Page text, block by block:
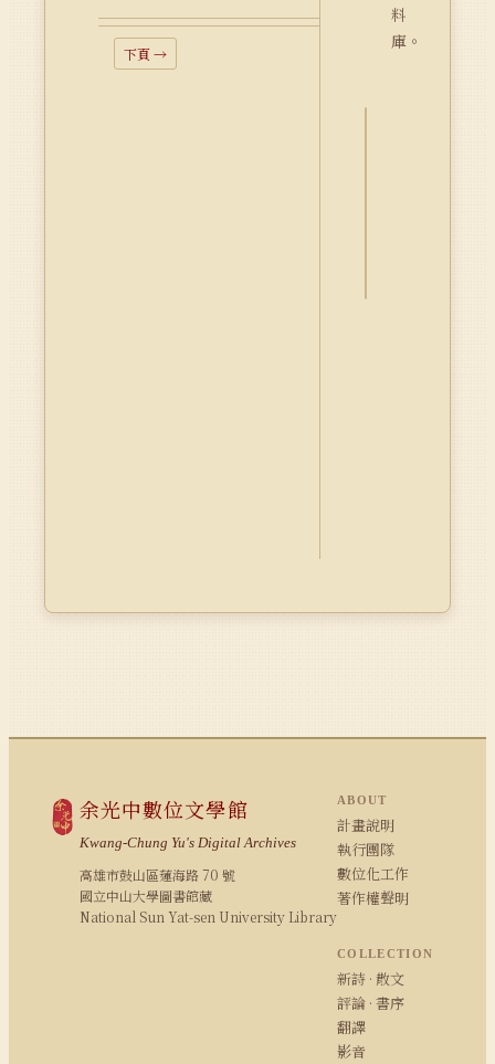
下頁 →
料
庫。
余光中數位文學館
Kwang-Chung Yu's Digital Archives
高雄市鼓山區蓮海路 70 號
國立中山大學圖書館藏
National Sun Yat-sen University Library
ABOUT
計畫說明
執行團隊
數位化工作
著作權聲明
COLLECTION
新詩 · 散文
評論 · 書序
翻譯
影音